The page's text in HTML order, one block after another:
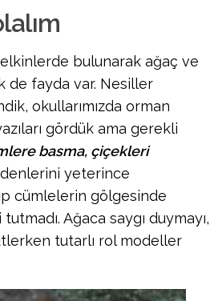
bulunarak ağaç ve
de fayda var. Nesiller
okullarımızda orman
gördük ama gerekli
basma, çiçekleri
yeterince
cümlelerin gölgesinde
Ağaca saygı duymayı,
tutarlı rol modeller